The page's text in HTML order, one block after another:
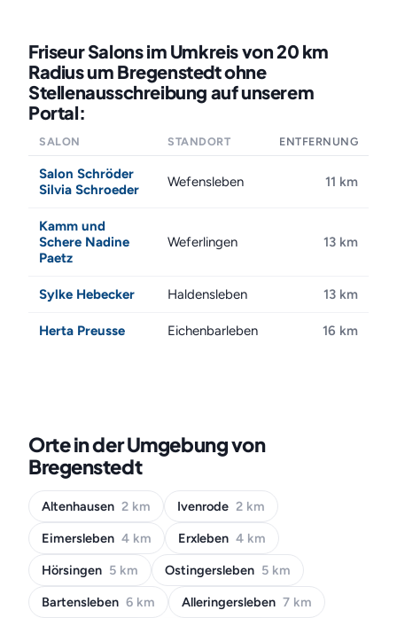
Friseur Salons im Umkreis von 20 km
Radius um Bregenstedt ohne
Stellenausschreibung auf unserem
Portal:
SALON STANDORT ENTFERNUNG
Salon Schröder
Silvia Schroeder
Wefensleben 11 km
Kamm und
Schere Nadine
Paetz
Weferlingen 13 km
Sylke Hebecker Haldensleben 13 km
Herta Preusse Eichenbarleben 16 km
Orte in der Umgebung von
Bregenstedt
Altenhausen 2 km Ivenrode 2 km
Eimersleben 4 km Erxleben 4 km
Hörsingen 5 km Ostingersleben 5 km
Bartensleben 6 km Alleringersleben 7 km